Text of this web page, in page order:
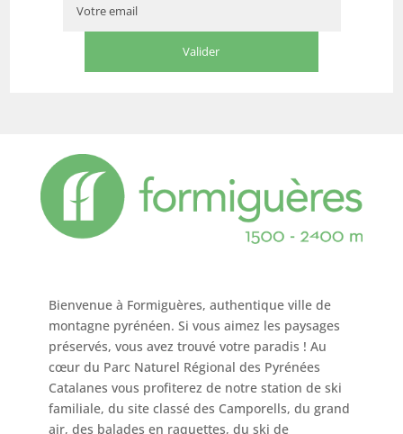
Bienvenue à Formiguères, authentique ville de
montagne pyrénéen. Si vous aimez les paysages
préservés, vous avez trouvé votre paradis ! Au
cœur du Parc Naturel Régional des Pyrénées
Catalanes vous profiterez de notre station de ski
familiale, du site classé des Camporells, du grand
air, des balades en raquettes, du ski de